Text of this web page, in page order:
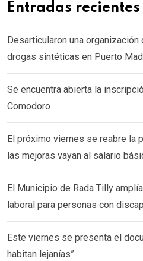
Entradas recientes
Desarticularon una
drogas sintéticas en Puerto
Se encuentra abierta la
Comodoro
El próximo viernes se reabre la
las mejoras vayan al salario
El Municipio de Rada Tilly
laboral para personas con
Este viernes se presenta el
habitan lejanías”